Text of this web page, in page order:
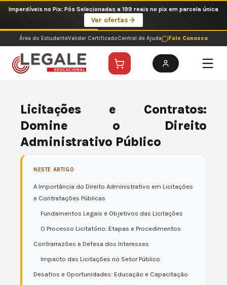
o
conteúdo
Imperdíveis no Pix: Pós Selecionadas a 199 reais no pix em parcela única
Ver ofertas
Área do EstudanteValidar CertificadoCentral de Ajuda Fale Conosco
Licitações e Contratos:
Domine o Direito
Administrativo Público
NESTE ARTIGO
A Importância do Direito Administrativo em Licitações
e Contratações Públicas
Fundamentos Legais e Objetivos das Licitações
O Processo Licitatório: Etapas e Procedimentos
Contrarrazões e Defesa dos Interesses
Impacto das Licitações no Setor Público
Desafios e Oportunidades: Educação e Capacitação